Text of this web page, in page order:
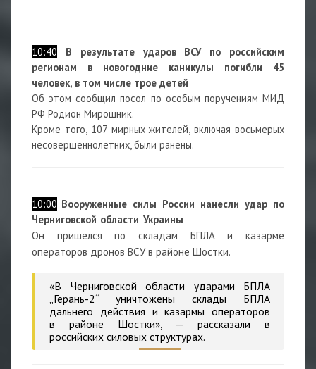
10:40
В результате ударов ВСУ по российским
регионам в новогодние каникулы погибли 45
человек, в том числе трое детей
Об этом сообщил посол по особым поручениям МИД
РФ Родион Мирошник.
Кроме того, 107 мирных жителей, включая восьмерых
несовершеннолетних, были ранены.
10:00 Вооруженные силы России нанесли удар по
Черниговской области Украины
Он пришелся по складам БПЛА и казарме
операторов дронов ВСУ в районе Шостки.
«В Черниговской области ударами БПЛА
„Герань-2“ уничтожены склады БПЛА
дальнего действия и казармы операторов
в районе Шостки», — рассказали в
российских силовых структурах.